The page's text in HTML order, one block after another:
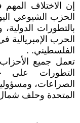
إن الاختلاف المهم
الحزب الشيوعي
بالتطورات
الحرب
الفلسطيني. .
تعمل جميع
التطورات على
الصراعات،
المتحدة وحلف